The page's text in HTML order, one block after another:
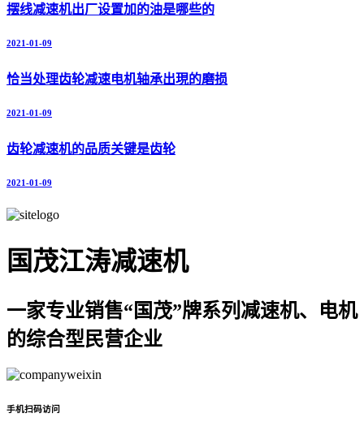
摆线减速机出厂设置加的油是哪些的
2021-01-09
恰当处理齿轮减速电机轴承出現的磨损
2021-01-09
齿轮减速机的品质关键是齿轮
2021-01-09
国茂江涛减速机
一家专业销售“国茂”牌系列减速机、电机
的综合型民营企业
手机扫码访问